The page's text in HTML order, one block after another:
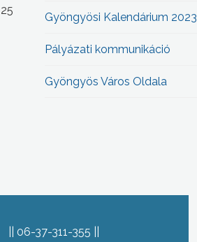
Gyöngyösi Kalendárium 2023
Pályázati kommunikáció
Gyöngyös Város Oldala
06-37-311-355